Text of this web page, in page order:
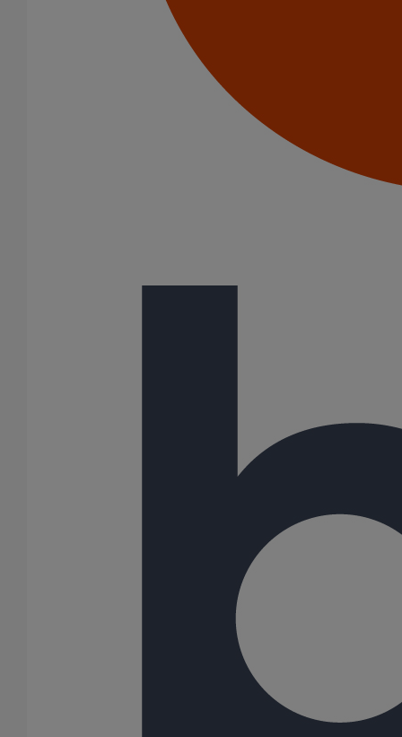
Joint HP-S autobuté manchette EPDM DN500
sur Joint HP-S autobuté manchette EPDM DN500
sur Joint HP-S autobuté manchette EPDM DN400